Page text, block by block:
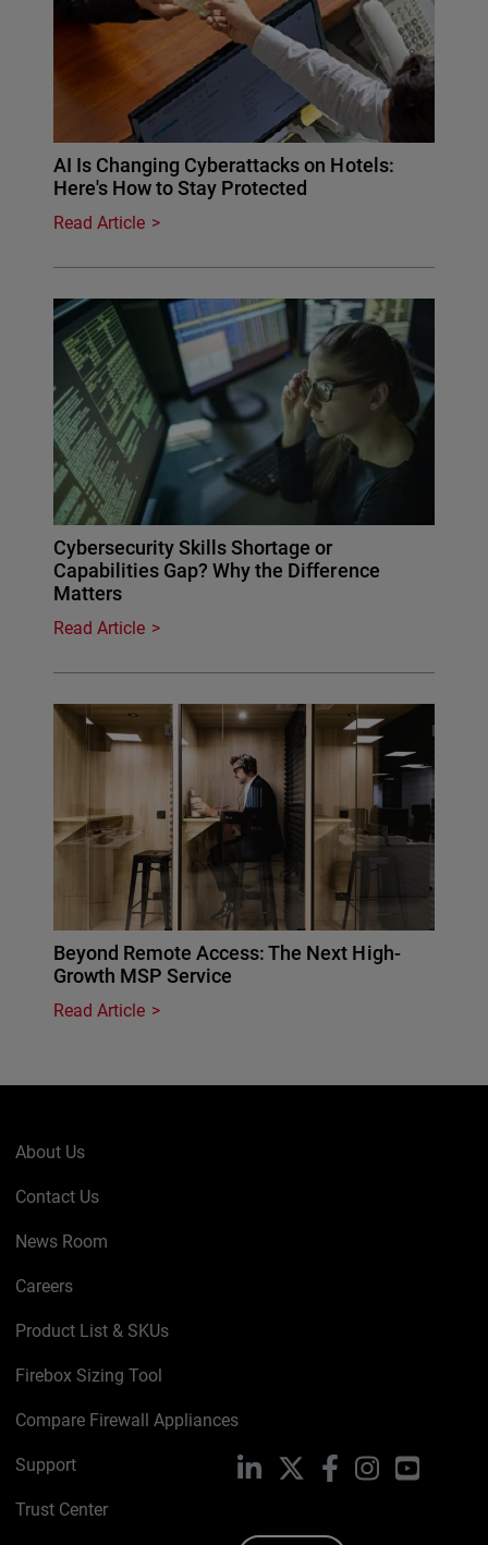
AI Is Changing Cyberattacks on Hotels:
Here's How to Stay Protected
Read Article
Cybersecurity Skills Shortage or
Capabilities Gap? Why the Difference
Matters
Read Article
Beyond Remote Access: The Next High-
Growth MSP Service
Read Article
About Us
Contact Us
News Room
Careers
Product List & SKUs
Firebox Sizing Tool
Compare Firewall Appliances
Support
Trust Center
LinkedIn FacebookInstagramYouTube